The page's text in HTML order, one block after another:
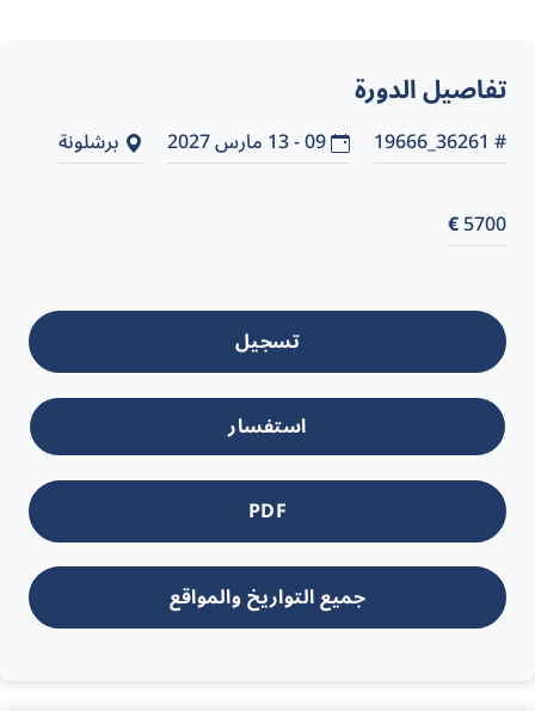
تفاصيل الدورة
# 36261_19666 09 - 13 مارس 2027 برشلونة
5700
€
تسجيل
استفسار
PDF
جميع التواريخ والمواقع